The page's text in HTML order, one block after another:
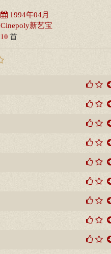
1994年04月
Cinepoly新艺宝
10 首